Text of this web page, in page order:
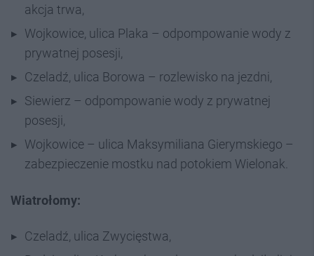
akcja trwa,
Wojkowice, ulica Plaka – odpompowanie wody z
prywatnej posesji,
Czeladź, ulica Borowa – rozlewisko na jezdni,
Siewierz – odpompowanie wody z prywatnej
posesji,
Wojkowice – ulica Maksymiliana Gierymskiego –
zabezpieczenie mostku nad potokiem Wielonak.
Wiatrołomy:
Czeladź, ulica Zwycięstwa,